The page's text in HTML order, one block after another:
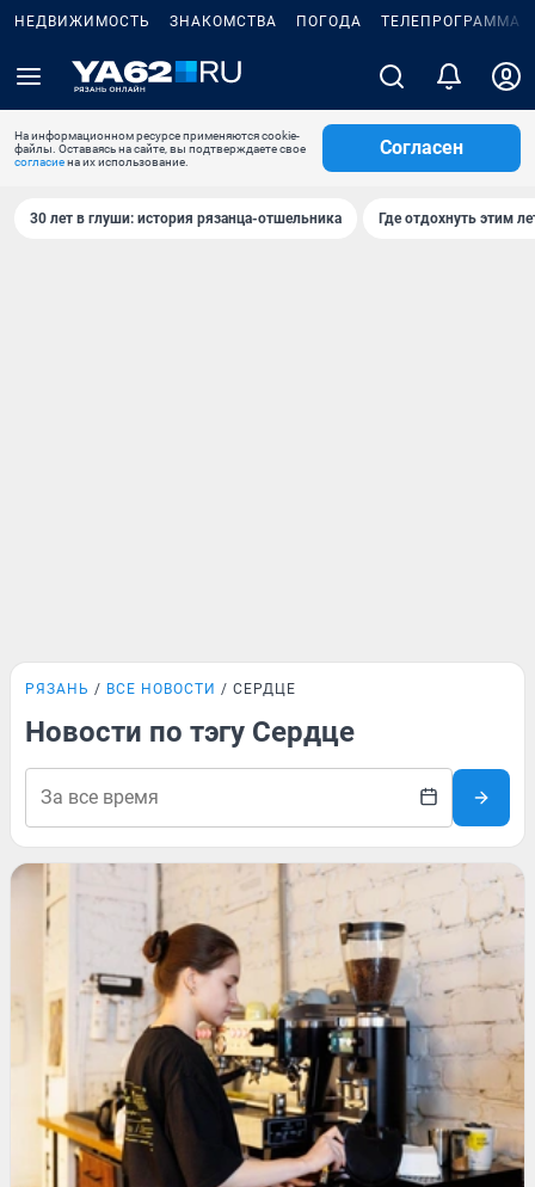
НЕДВИЖИМОСТЬ ЗНАКОМСТВА ПОГОДА ТЕЛЕПРОГРАММА
На информационном ресурсе применяются cookie-
файлы. Оставаясь на сайте, вы подтверждаете свое
согласиена их использование.
Согласен
30 лет в глуши: история рязанца-отшельника Где отдохнуть этим
РЯЗАНЬ ВСЕ НОВОСТИ СЕРДЦЕ
Новости по тэгу Сердце